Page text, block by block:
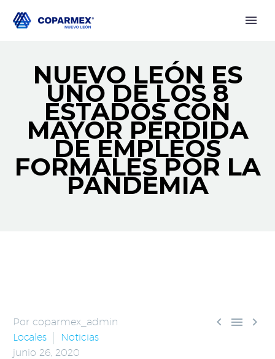
NUEVO LEÓN ES
UNO DE LOS 8
ESTADOS CON
MAYOR PÉRDIDA
DE EMPLEOS
FORMALES POR LA
PANDEMIA
  
Por coparmex_admin
Locales
Noticias
junio 26, 2020